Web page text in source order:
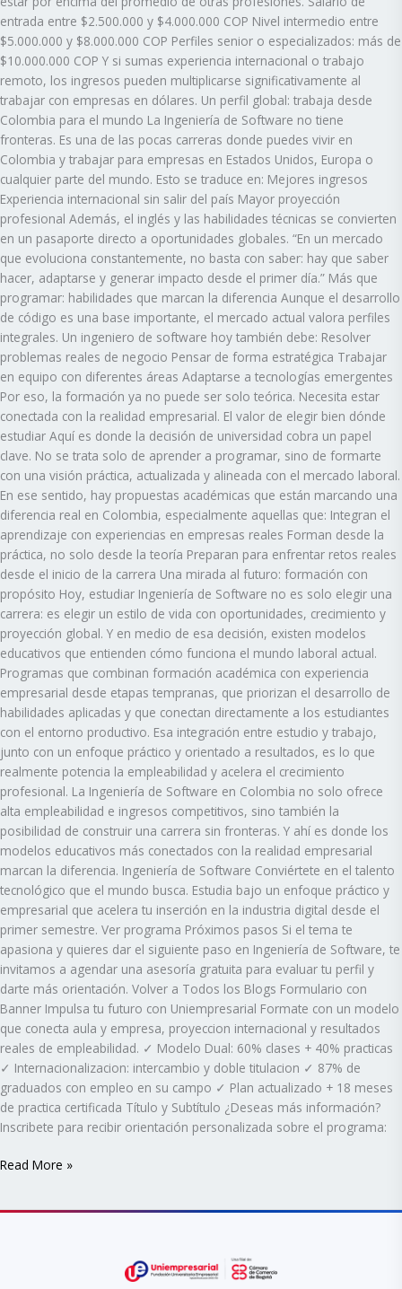
entrada entre $2.500.000 y $4.000.000 COP Nivel intermedio entre
$5.000.000 y $8.000.000 COP Perfiles senior o especializados: más de
$10.000.000 COP Y si sumas experiencia internacional o trabajo
remoto, los ingresos pueden multiplicarse significativamente al
trabajar con empresas en dólares. Un perfil global: trabaja desde
Colombia para el mundo La Ingeniería de Software no tiene
fronteras. Es una de las pocas carreras donde puedes vivir en
Colombia y trabajar para empresas en Estados Unidos, Europa o
cualquier parte del mundo. Esto se traduce en: Mejores ingresos
Experiencia internacional sin salir del país Mayor proyección
profesional Además, el inglés y las habilidades técnicas se convierten
en un pasaporte directo a oportunidades globales. “En un mercado
que evoluciona constantemente, no basta con saber: hay que saber
hacer, adaptarse y generar impacto desde el primer día.” Más que
programar: habilidades que marcan la diferencia Aunque el desarrollo
de código es una base importante, el mercado actual valora perfiles
integrales. Un ingeniero de software hoy también debe: Resolver
problemas reales de negocio Pensar de forma estratégica Trabajar
en equipo con diferentes áreas Adaptarse a tecnologías emergentes
Por eso, la formación ya no puede ser solo teórica. Necesita estar
conectada con la realidad empresarial. El valor de elegir bien dónde
estudiar Aquí es donde la decisión de universidad cobra un papel
clave. No se trata solo de aprender a programar, sino de formarte
con una visión práctica, actualizada y alineada con el mercado laboral.
En ese sentido, hay propuestas académicas que están marcando una
diferencia real en Colombia, especialmente aquellas que: Integran el
aprendizaje con experiencias en empresas reales Forman desde la
práctica, no solo desde la teoría Preparan para enfrentar retos reales
desde el inicio de la carrera Una mirada al futuro: formación con
propósito Hoy, estudiar Ingeniería de Software no es solo elegir una
carrera: es elegir un estilo de vida con oportunidades, crecimiento y
proyección global. Y en medio de esa decisión, existen modelos
educativos que entienden cómo funciona el mundo laboral actual.
Programas que combinan formación académica con experiencia
empresarial desde etapas tempranas, que priorizan el desarrollo de
habilidades aplicadas y que conectan directamente a los estudiantes
con el entorno productivo. Esa integración entre estudio y trabajo,
junto con un enfoque práctico y orientado a resultados, es lo que
realmente potencia la empleabilidad y acelera el crecimiento
profesional. La Ingeniería de Software en Colombia no solo ofrece
alta empleabilidad e ingresos competitivos, sino también la
posibilidad de construir una carrera sin fronteras. Y ahí es donde los
modelos educativos más conectados con la realidad empresarial
marcan la diferencia. Ingeniería de Software Conviértete en el talento
tecnológico que el mundo busca. Estudia bajo un enfoque práctico y
empresarial que acelera tu inserción en la industria digital desde el
primer semestre. Ver programa Próximos pasos Si el tema te
apasiona y quieres dar el siguiente paso en Ingeniería de Software, te
invitamos a agendar una asesoría gratuita para evaluar tu perfil y
darte más orientación. Volver a Todos los Blogs Formulario con
Banner Impulsa tu futuro con Uniempresarial Formate con un modelo
que conecta aula y empresa, proyeccion internacional y resultados
reales de empleabilidad. ✓ Modelo Dual: 60% clases + 40% practicas
✓ Internacionalizacion: intercambio y doble titulacion ✓ 87% de
graduados con empleo en su campo ✓ Plan actualizado + 18 meses
de practica certificada Título y Subtítulo ¿Deseas más información?
Inscribete para recibir orientación personalizada sobre el programa:
Read More »